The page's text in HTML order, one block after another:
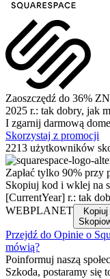
Zaoszczędź do 36%
2025 r.: tak dobry, jak
I zgarnij darmową
Skorzystaj z promocji
2213 użytkowników
Zapłać tylko 90% przy
Skopiuj kod i wklej na
[CurrentYear] r.: tak
WEBPLANET
Przejdź do Opinie o
mówią?
Poinformuj naszą
Szkoda, postaramy się